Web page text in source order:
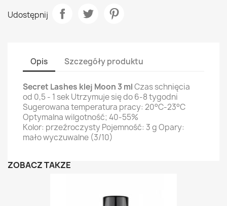
Udostępnij
Opis Szczegóły produktu
Secret Lashes klej Moon 3 mlCzas schnięcia
od 0,5 - 1 sek Utrzymuje się do 6-8 tygodni
Sugerowana temperatura pracy: 20°C-23°C
Optymalna wilgotność; 40-55%
Kolor: przeźroczysty Pojemność: 3 g Opary:
mało wyczuwalne (3/10)
ZOBACZ TAKŻE